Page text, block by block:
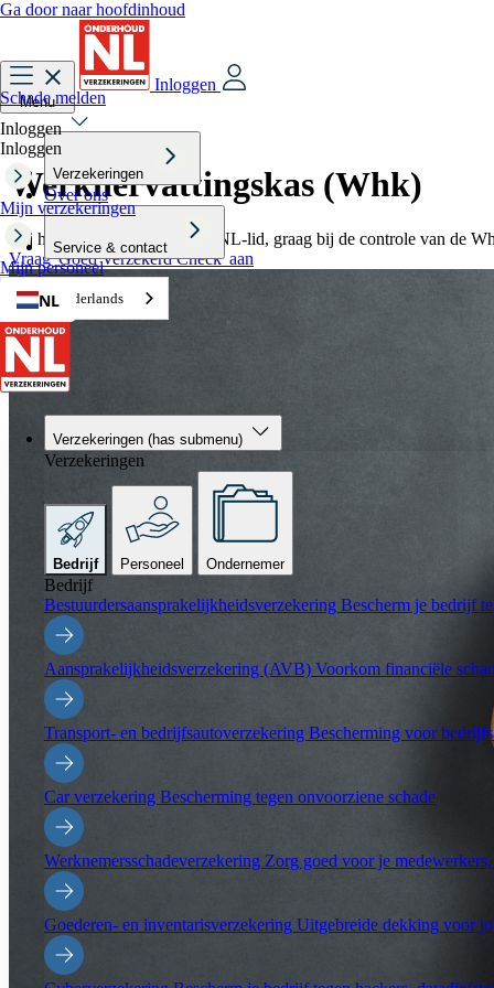
Ga door naar hoofdinhoud
Menu
Inloggen
Verzekeringen
Over ons
Service & contact
Nederlands
Schade melden
Inloggen
Inloggen
Mijn verzekeringen
Mijn personeel
NL
Verzekeringen (has submenu)
Verzekeringen
Bedrijf Personeel Ondernemer
Bedrijf
Bestuurdersaansprakelijkheidsverzekering Bescherm je bedrijf
Aansprakelijkheidsverzekering (AVB) Voorkom financiële
Transport- en bedrijfsautoverzekering Bescherming voor
Car verzekering Bescherming tegen onvoorziene schade
Werknemersschadeverzekering Zorg goed voor je
Goederen- en inventarisverzekering Uitgebreide dekking voor
Werkhervattingskas (Whk)
Wij helpen jou als OnderhoudNL-lid, graag bij de controle van de
Vraag 'Goed Verzekerd Check' aan